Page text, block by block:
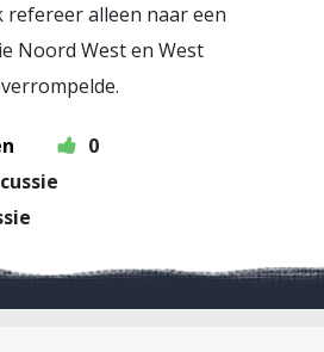
refereer alleen naar een
Noord West en West
0